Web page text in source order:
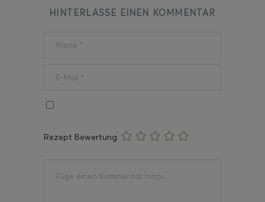
HINTERLASSE EINEN KOMMENTAR
Rezept Bewertung